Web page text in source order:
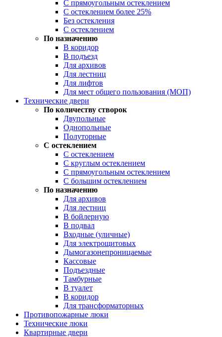
С прямоугольным остеклением
С остеклением более 25%
Без остекления
С остеклением
По назначению
В коридор
В подъезд
Для архивов
Для лестниц
Для лифтов
Для мест общего пользования (МОП)
Технические двери
По количеству створок
Двупольные
Однопольные
Полуторные
С остеклением
С остеклением
С круглым остеклением
С прямоугольным остеклением
С большим остеклением
По назначению
Для архивов
Для лестниц
В бойлерную
В подвал
Входные (уличные)
Для электрощитовых
Дымогазонепроницаемые
Кассовые
Подъездные
Тамбурные
В туалет
В коридор
Для трансформаторных
Противопожарные люки
Технические люки
Квартирные двери